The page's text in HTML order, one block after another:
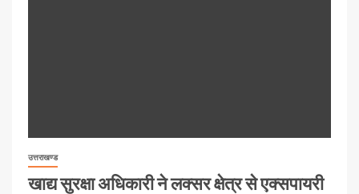
उत्तराखण्ड
खाद्य सुरक्षा अधिकारी ने लक्सर क्षेत्र से एक्सपायरी